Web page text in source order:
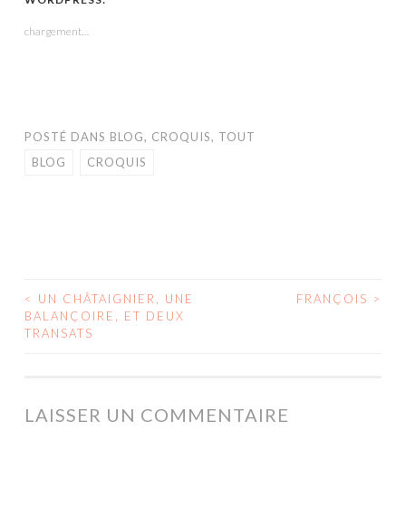
chargement…
POSTÉ DANS BLOG, CROQUIS, TOUT
BLOG
CROQUIS
NAVIGATION
DES
<
UN CHÂTAIGNIER, UNE
BALANÇOIRE, ET DEUX
TRANSATS
FRANÇOIS >
LAISSER UN COMMENTAIRE